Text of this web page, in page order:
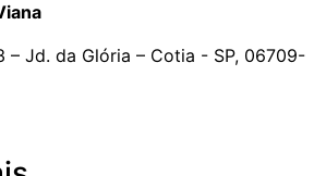
– Jd. da Glória – Cotia - SP, 06709-